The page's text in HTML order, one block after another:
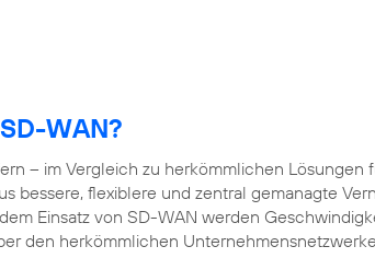
WAN?
– im Vergleich zu herkömmlichen Lösungen
bessere, flexiblere und zentral gemanagte
Einsatz von SD-WAN werden
den herkömmlichen